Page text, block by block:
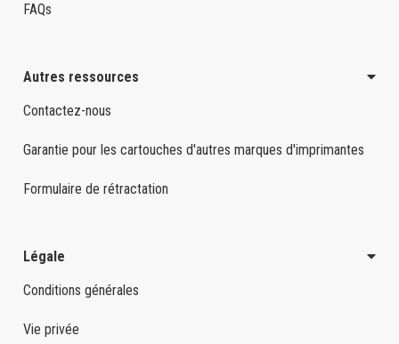
FAQs
Autres ressources
Contactez-nous
Garantie pour les cartouches d'autres marques d'imprimantes
Formulaire de rétractation
Légale
Conditions générales
Vie privée